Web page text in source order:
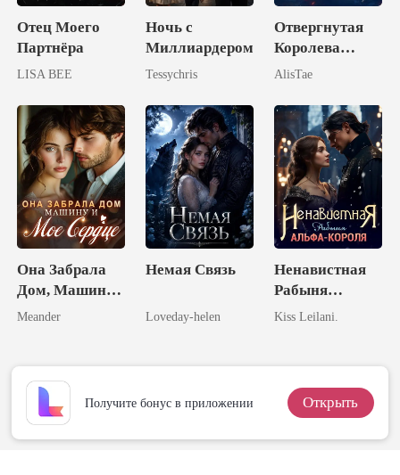
Отец Моего
Партнёра
LISA BEE
Ночь с
Миллиардером
Tessychris
Отвергнутая
Королева
Ликанов
AlisTae
Она Забрала
Дом, Машину
и Мое Сердце
Meander
Немая Связь
Loveday-helen
Ненавистная
Рабыня
Альфа-Короля
Kiss Leilani.
Получите бонус в приложении Открыть